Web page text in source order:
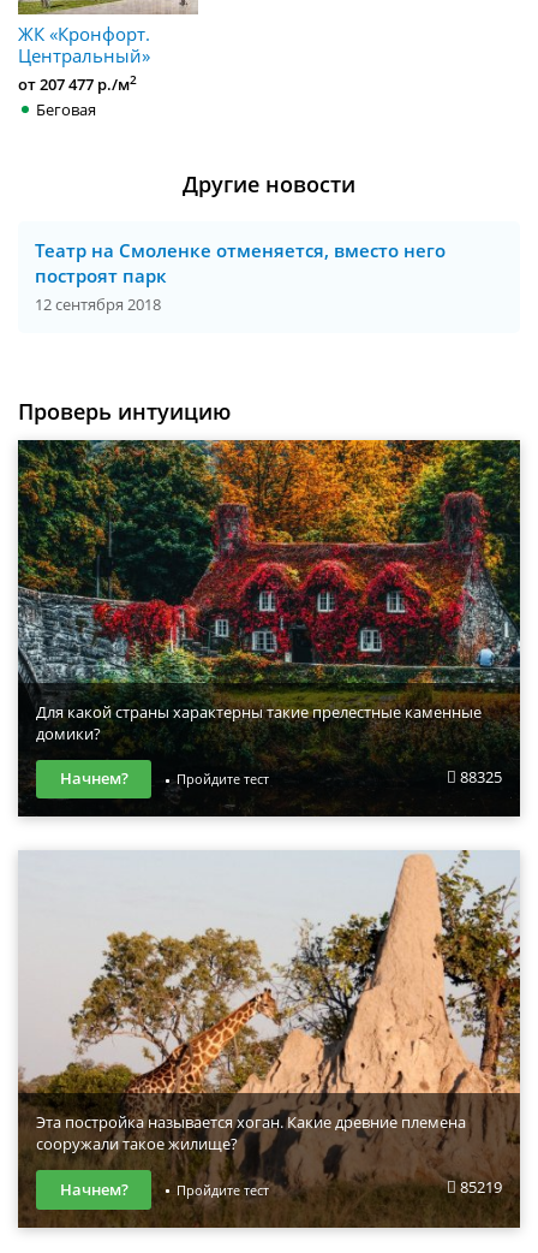
ЖК «Кронфорт.
Центральный»
от 207 477 р./м2
Беговая
Другие новости
Театр на Смоленке отменяется, вместо него
построят парк
12 сентября 2018
Проверь интуицию
Для какой страны характерны такие прелестные каменные
домики?
88325
Начнем? Пройдите тест
Эта постройка называется хоган. Какие древние племена
сооружали такое жилище?
85219
Начнем? Пройдите тест